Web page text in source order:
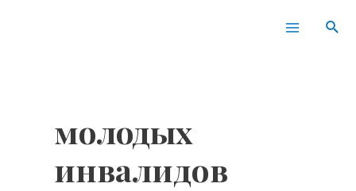
Main
молодых
инвалидов